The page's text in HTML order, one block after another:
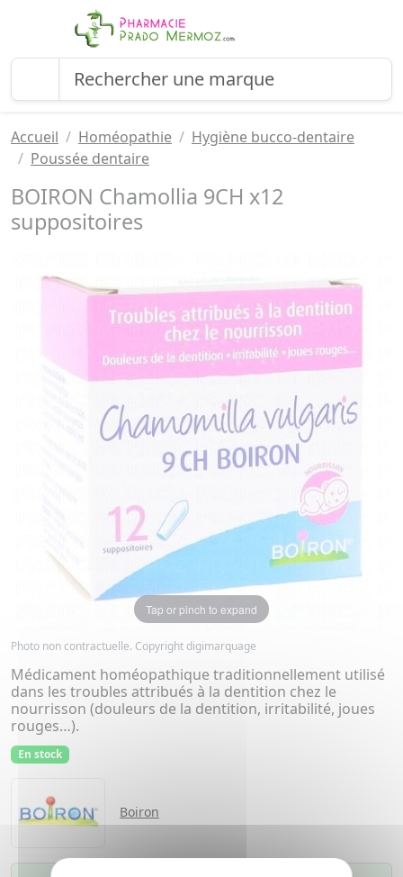
Accueil Homéopathie
Hygiène bucco-dentaire
Poussée dentaire
BOIRON Chamollia 9CH x12
suppositoires
Tap or pinch to expand
Photo non contractuelle. Copyright digimarquage
Médicament homéopathique traditionnellement utilisé
dans les troubles attribués à la dentition chez le
nourrisson (douleurs de la dentition, irritabilité, joues
rouges…).
En stock
Boiron